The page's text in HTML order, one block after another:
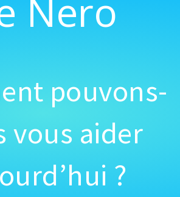
Nero
pouvons-
vous aider
?